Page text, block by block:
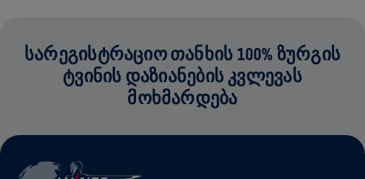
ᲡᲐᲠᲔᲒᲘᲡᲢᲠᲐᲪᲘᲝ ᲗᲐᲜᲮᲘᲡ 100% ᲖᲣᲠᲒᲘᲡ
ᲢᲕᲘᲜᲘᲡ ᲓᲐᲖᲘᲐᲜᲔᲑᲘᲡ ᲙᲕᲚᲔᲕᲐᲡ
ᲛᲝᲮᲛᲐᲠᲓᲔᲑᲐ